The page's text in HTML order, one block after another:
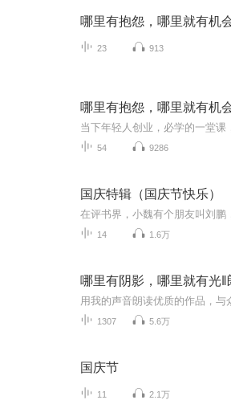
哪里有抱怨，哪里就有机
23 913
哪里有抱怨，哪里就有机
54 9286
国庆特辑（国庆节快乐）
14 1.6万
哪里有阴影，哪里就有光‖
1307 5.6万
国庆节
11 2.1万